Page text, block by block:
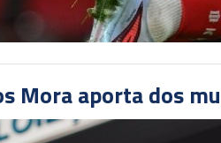
Mora aporta dos